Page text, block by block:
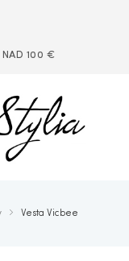
NAD 100 €
Vesta Vicbee